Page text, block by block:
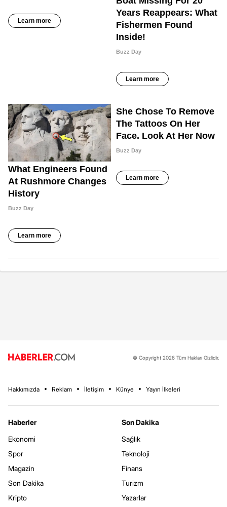
© Copyright 2026 Tüm Hakları Gizlidir.
Hakkımızda Reklam İletişim Künye Yayın İlkeleri
Haberler
Ekonomi
Spor
Magazin
Son Dakika
Kripto
Son Dakika
Sağlık
Teknoloji
Finans
Turizm
Yazarlar